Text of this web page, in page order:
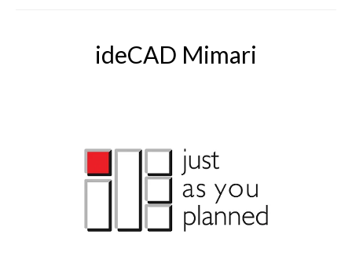
ideCAD Mimari